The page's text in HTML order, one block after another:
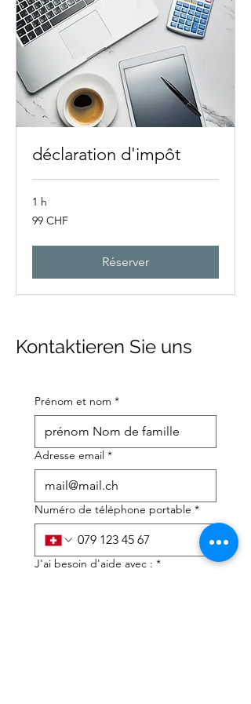
déclaration d'impôt
1 h
99
francs
99 CHF
Réserver
Kontaktieren Sie uns
Prénom et nom *
Adresse email *
Numéro de téléphone portable *
J'ai besoin d'aide avec : *